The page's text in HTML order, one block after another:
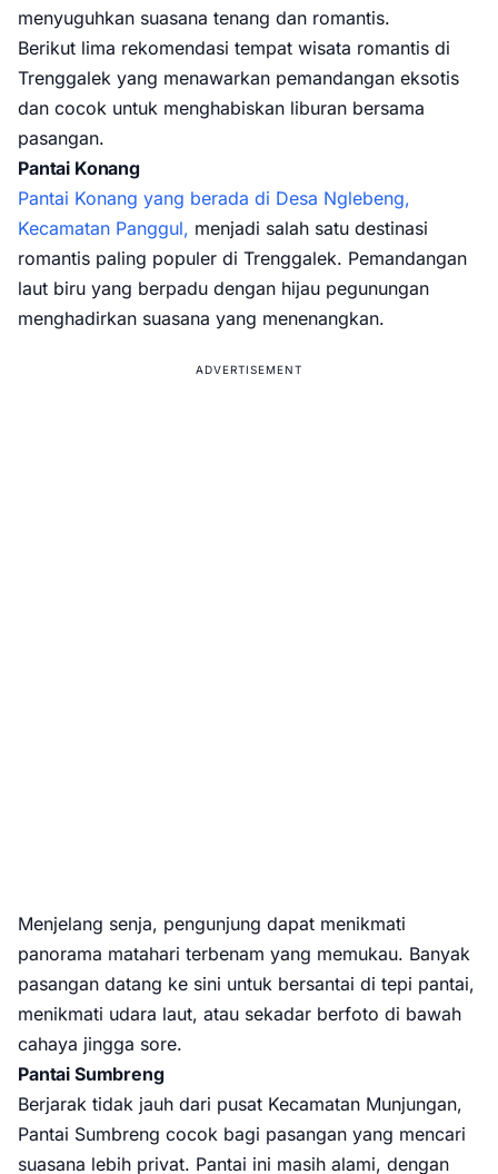
menyuguhkan suasana tenang dan romantis.
Berikut lima rekomendasi tempat wisata romantis di
Trenggalek yang menawarkan pemandangan eksotis
dan cocok untuk menghabiskan liburan bersama
pasangan.
Pantai Konang
Pantai Konang yang berada di Desa Nglebeng,
Kecamatan Panggul, menjadi salah satu destinasi
romantis paling populer di Trenggalek. Pemandangan
laut biru yang berpadu dengan hijau pegunungan
menghadirkan suasana yang menenangkan.
ADVERTISEMENT
Menjelang senja, pengunjung dapat menikmati
panorama matahari terbenam yang memukau. Banyak
pasangan datang ke sini untuk bersantai di tepi pantai,
menikmati udara laut, atau sekadar berfoto di bawah
cahaya jingga sore.
Pantai Sumbreng
Berjarak tidak jauh dari pusat Kecamatan Munjungan,
Pantai Sumbreng cocok bagi pasangan yang mencari
suasana lebih privat. Pantai ini masih alami, dengan